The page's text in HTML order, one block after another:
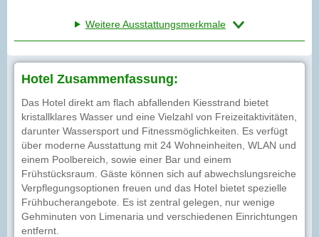
Weitere Ausstattungsmerkmale
Hotel Zusammenfassung:
Das Hotel direkt am flach abfallenden Kiesstrand bietet
kristallklares Wasser und eine Vielzahl von Freizeitaktivitäten,
darunter Wassersport und Fitnessmöglichkeiten. Es verfügt
über moderne Ausstattung mit 24 Wohneinheiten, WLAN und
einem Poolbereich, sowie einer Bar und einem
Frühstücksraum. Gäste können sich auf abwechslungsreiche
Verpflegungsoptionen freuen und das Hotel bietet spezielle
Frühbucherangebote. Es ist zentral gelegen, nur wenige
Gehminuten von Limenaria und verschiedenen Einrichtungen
entfernt.